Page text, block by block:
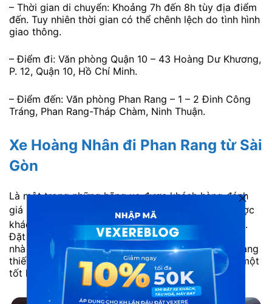
– Thời gian di chuyển: Khoảng 7h đến 8h tùy địa điểm
đến. Tuy nhiên thời gian có thể chênh lệch do tình hình
giao thông.
– Điểm đi: Văn phòng Quận 10 – 43 Hoàng Dư Khương,
P. 12, Quận 10, Hồ Chí Minh.
– Điểm đến: Văn phòng Phan Rang – 1 – 2 Đinh Công
Tráng, Phan Rang-Tháp Chàm, Ninh Thuận.
Xe Hoàng Nhân đi Phan Rang từ Sài
Gòn
Là một trong những hãng xe được khách hàng đánh
giá cao về chất lượng, nhà xe Hoàng Nhân
luôn được
khách hàng tin tưởng lựa chọn trong mỗi chuyến đi.
Đặt sự hài lòng của khách hàng là yếu tố hàng đầu,
nhà xe Hoàng Nhân luôn không ngừng nâng cấp trang
thiết bị, cũng như đào tạo đội ngũ nhân viên ngày một
tốt hơn.